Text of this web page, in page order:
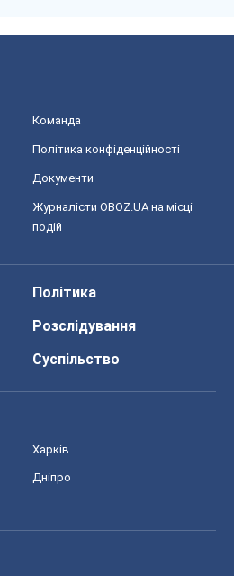
Команда
Політика конфіденційності
Документи
Журналісти OBOZ.UA на місці
подій
Політика
Розслідування
Суспільство
Харків
Дніпро